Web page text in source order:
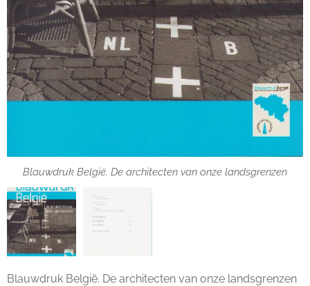
Blauwdruk België. De architecten van onze landsgrenzen
Blauwdruk België. De architecten van onze landsgrenzen
Blauwdruk België. De architecten van onze landsgrenzen